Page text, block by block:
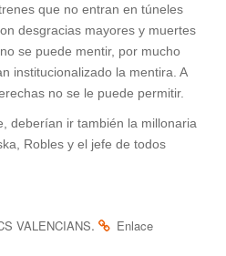
que no entran en túneles
desgracias mayores y muertes
se puede mentir, por mucho
institucionalizado la mentira. A
no se le puede permitir.
deberían ir también la millonaria
Robles y el jefe de todos
VALENCIANS.
Enlace